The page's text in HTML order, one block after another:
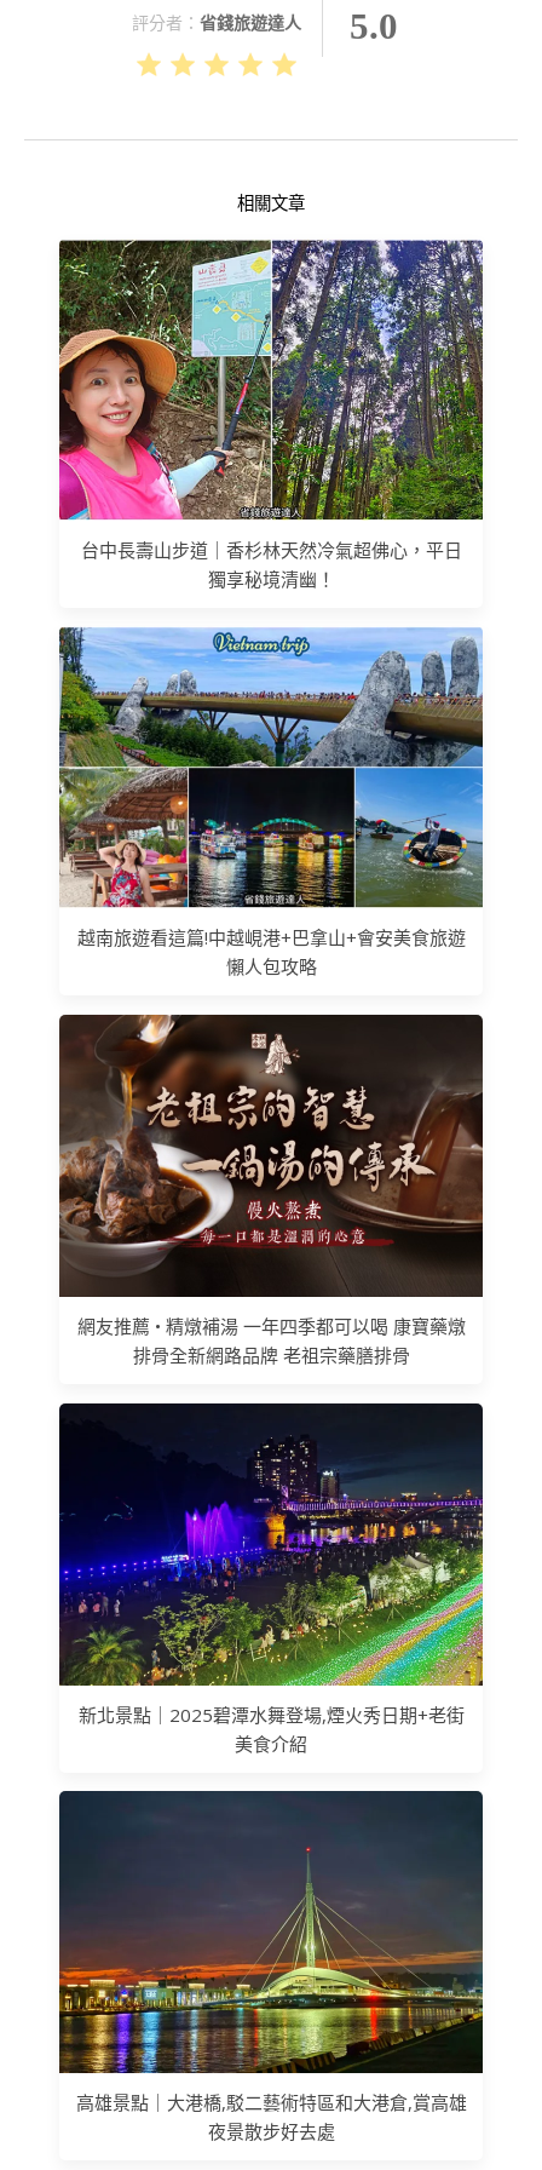
評分者： 省錢旅遊達人 5.0
相關文章
台中長壽山步道｜香杉林天然冷氣超佛心，平日
獨享秘境清幽！
越南旅遊看這篇!中越峴港+巴拿山+會安美食旅遊
懶人包攻略
網友推薦 • 精燉補湯 一年四季都可以喝 康寶藥燉
排骨全新網路品牌 老祖宗藥膳排骨
新北景點｜2025碧潭水舞登場,煙火秀日期+老街
美食介紹
高雄景點｜大港橋,駁二藝術特區和大港倉,賞高雄
夜景散步好去處